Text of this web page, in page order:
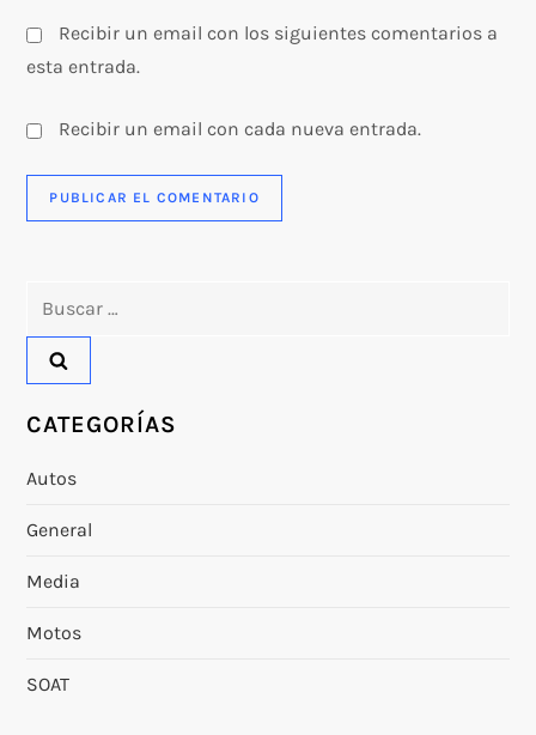
s
Recibir un email con los siguientes comentarios a
esta entrada.
Recibir un email con cada nueva entrada.
CATEGORÍAS
Autos
General
Media
Motos
SOAT